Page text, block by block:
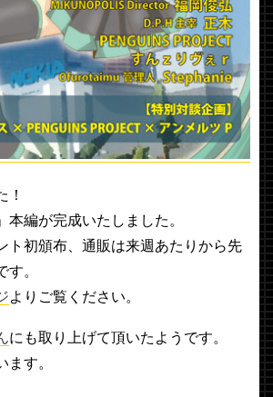
！
本編が完成いたしました。
ト初頒布、通販は来週あたりから先
す。
よりご覧ください。
にも取り上げて頂いたようです。
ます。